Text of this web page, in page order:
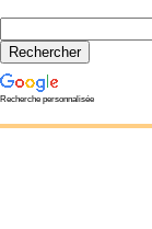
Recherche personnalisée